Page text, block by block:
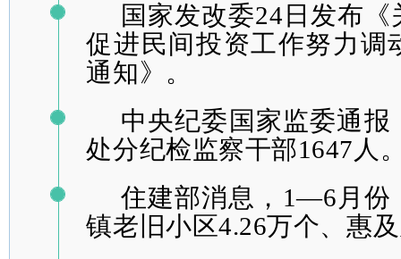
国家发改委24日发布
促进民间投资工作努力调
通知》。
中央纪委国家监委通
处分纪检监察干部1647人
住建部消息，1—6月份
镇老旧小区4.26万个、惠